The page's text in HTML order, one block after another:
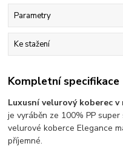
Parametry
Ke stažení
Kompletní specifikace
Luxusní velurový koberec
je vyráběn ze 100% PP
velurové koberce Elegance
příjemné.